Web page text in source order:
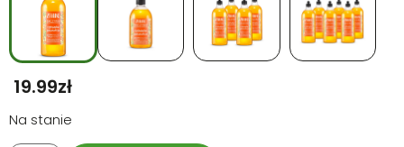
19.99Zł
Na stanie